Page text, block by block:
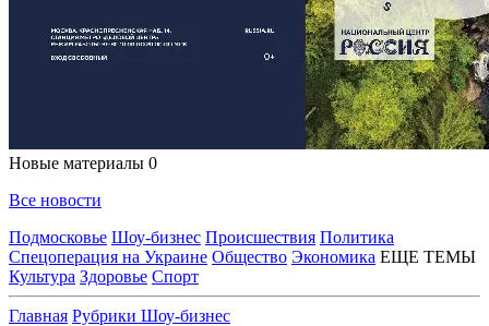
Новые материалы 0
Все новости
Подмосковье Шоу-бизнес Происшествия Политика
Спецоперация на Украине Общество Экономика ЕЩЕ ТЕМЫ
Культура Здоровье Спорт
Главная Рубрики Шоу-бизнес